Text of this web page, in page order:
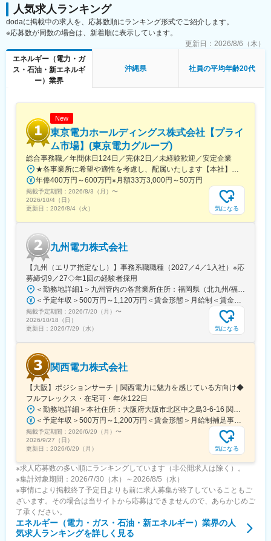
サービスの特徴
◎ 成果は年4回インセンティブで還元
→実績に応じて年収アップを実現しやすい評価制度
変更の範囲：会社の定める業務
◆商材『ネクシーズZERO』とは・・・
LED照明、業務用空調設備、業務用冷蔵庫など最新の省エネ設備
を初期投資オールゼロで提供するサービスです。
物件規模は様々ですが、工事費を含む初期投資が数十万円から数
千万円にのぼることがあり、この高額なコストが普及の大きな障
壁でした。
「ネクシーズZERO」は、金融機関や多様な製品を扱うメーカー
■研修について：
商品、設備についての研修動画の視聴から始めて頂き、自分のア
ポイント先に行く際は上司が同行します。個々人の業務習得状況
に合わせて、2ヶ月ほどで独り立ち可能です。
■やりがい：
ゼロから新規獲得することは少なく、銀行や大手保険会社からの
ご紹介になります。提案先は経営者や責任者など決裁者が多いた
＊インセンティブ制度：個人やチームの売上に応じて年4回支給さ
れます。年齢や性別に関係なく、能力・実績・努力に基づいてチ
ャレンジできる仕組みです。
■キャリアパス：
NEXYZ.グループは、志と情熱を持つ人物にチャンスを与える人事
制度を採用し、全国主要都市に拠点を設置。20代から営業所長や
支店長、執行役員、CEO、COO、CMOなどの要職に任命し、地
域貢献意識の高い人材とイノベーティブな経営者を育成していま
変更の範囲：会社の定める業務
人気求人ランキング
dodaに掲載中の求人を、応募数順にランキング形式でご紹介します。
※応募数が同数の場合は、新着順に表示しています。
更新日： 2026/8/6（木）
エネルギー（電力・ガ
ス・石油・新エネルギ
ー）業界
沖縄県 社員の平均年齢20代
New
東京電力ホールディングス株式会社【プライ
ム市場】(東京電力グループ)
総合事務職／年間休日124日／完休2日／未経験歓迎／安定企業
★各事業所に希望や適性を考慮し、配属いたします【本社】東京都千代田区内幸町1丁目1番3号※屋内原則禁煙（喫煙専用室設置あり）
年俸400万円～600万円※月額33万3,000円～50万円
掲載予定期間： 2026/8/3（月） 〜
2026/10/4（日）
更新日： 2026/8/4（火） 気になる
九州電力株式会社
【九州（エリア指定なし）】事務系職職種（2027／4／1入社）※応
募締切9／27◇年1回の経験者採用
＜勤務地詳細1＞九州管内の各営業所住所：福岡県（北九州/福岡地区）、佐賀県、長崎県、大分県、熊本県、宮崎県、鹿児島県 受動喫煙対策：屋内全面禁煙＜勤務地詳細2＞東京支社住所：東京都千代田区有楽町１-７-１ 有楽町電気ビルヂング北館７階勤務地最寄駅：京浜東北線／有楽町駅受動喫煙対策：屋内全面禁煙変更の範囲：会社の定める事業所（リモートワーク含む）
＜予定年収＞500万円～1,120万円＜賃金形態＞月給制＜賃金内訳＞月額（基本給）：200,000円～450,000円＜月給＞200,000円～450,000円＜昇給有無＞有＜残業手当＞有＜給与補足＞■賞与：年２回（6月、12月）、昇進：能力主義に基づく昇進管理※モデル年収（前年度実績に基づいて算出（時間外20時間程度/月 想定、賞与込み、扶養手当、その他手当含まず））：・33歳・主任クラス 年収：700～760 万円程度・41歳・副長クラス 年収：1,030～1,120 万円程度賃金はあくまでも目安の金額であり、選考を通じて上下する可能性があります。月給(月額)は固定手当を含めた表記です。
掲載予定期間： 2026/7/20（月） 〜
2026/10/18（日）
更新日： 2026/7/29（水） 気になる
関西電力株式会社
【大阪】ポジションサーチ｜関西電力に魅力を感じている方向け◆
フルフレックス・在宅可・年休122日
＜勤務地詳細＞本社住所：大阪府大阪市北区中之島3-6-16 関電ビルディング勤務地最寄駅：地下鉄四つ橋線／肥後橋駅受動喫煙対策：その他（原則禁煙（分煙））変更の範囲：ジョブローテーションに合わせて勤務地が当社各拠点（出向等含む）に変更となる可能性あり
＜予定年収＞500万円～1,200万円＜賃金形態＞月給制補足事項なし＜賃金内訳＞月額（基本給）：250,000円～650,000円＜月給＞250,000円～650,000円＜昇給有無＞有＜残業手当＞有＜給与補足＞※上記年収（想定残業代を含む）は目安であり、詳細はスキル・経験を考慮し決定いたします。■賞与：年2回（支給月：6月・12月）■昇給：年1回（主に4月もしくは7月）賃金はあくまでも目安の金額であり、選考を通じて上下する可能性があります。月給(月額)は固定手当を含めた表記です。
掲載予定期間： 2026/6/29（月） 〜
2026/9/27（日）
更新日： 2026/6/29（月） 気になる
※求人応募数の多い順にランキングしています（非公開求人は除く）。
※集計対象期間：2026/7/30（木）～2026/8/5（水）
※事情により掲載終了予定日よりも前に求人募集が終了していることもご
ざいます。その場合は当サイトから応募はできませんので、あらかじめご
了承ください。
エネルギー（電力・ガス・石油・新エネルギー）業界の人
気求人ランキングを詳しく見る